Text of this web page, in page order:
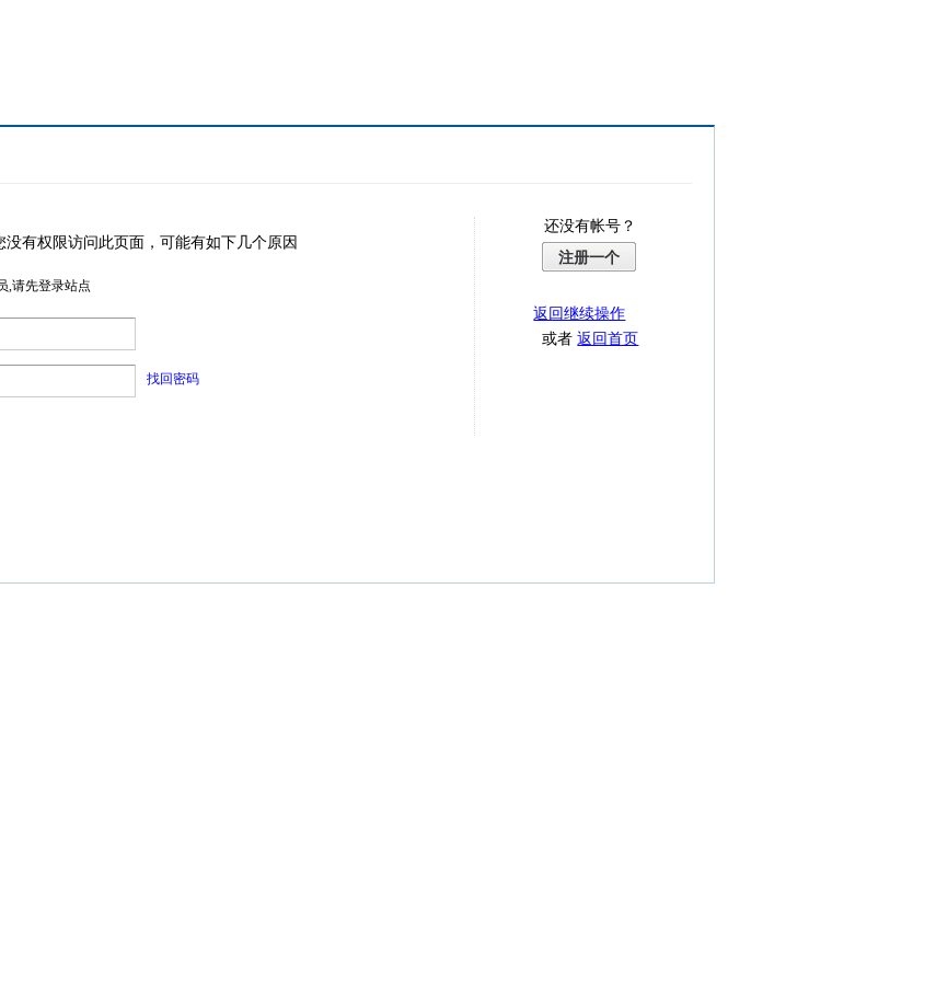
没有权限访问此页面，可能有如下几个原因
,请先登录站点
找回密码
还没有帐号？
注册一个
返回继续操作
或者返回首页